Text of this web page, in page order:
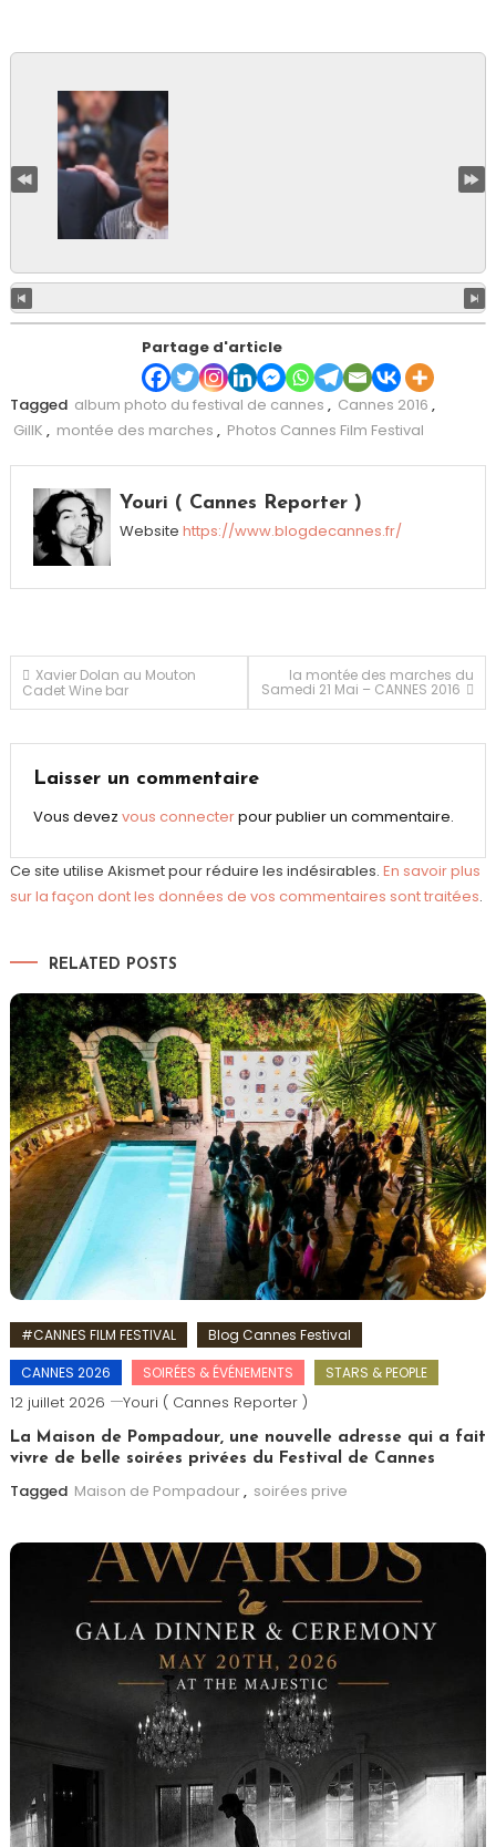
Partage d'article
Tagged album photo du festival de cannes , Cannes 2016 ,
GillK , montée des marches , Photos Cannes Film Festival
Youri ( Cannes Reporter )
Website https://www.blogdecannes.fr/
Navigation
l’article
Xavier Dolan au Mouton
Cadet Wine bar
la montée des marches du
Samedi 21 Mai – CANNES 2016
Laisser un commentaire
Vous devez vous connecterpour publier un commentaire.
Ce site utilise Akismet pour réduire les indésirables. En savoir plus
sur la façon dont les données de vos commentaires sont traitées.
RELATED POSTS
#CANNES FILM FESTIVAL
Blog Cannes Festival
CANNES 2026
SOIRÉES & ÉVÉNEMENTS STARS & PEOPLE
12 juillet 2026 Youri ( Cannes Reporter )
La Maison de Pompadour, une nouvelle adresse qui a fait
vivre de belle soirées privées du Festival de Cannes
Tagged Maison de Pompadour, soirées prive